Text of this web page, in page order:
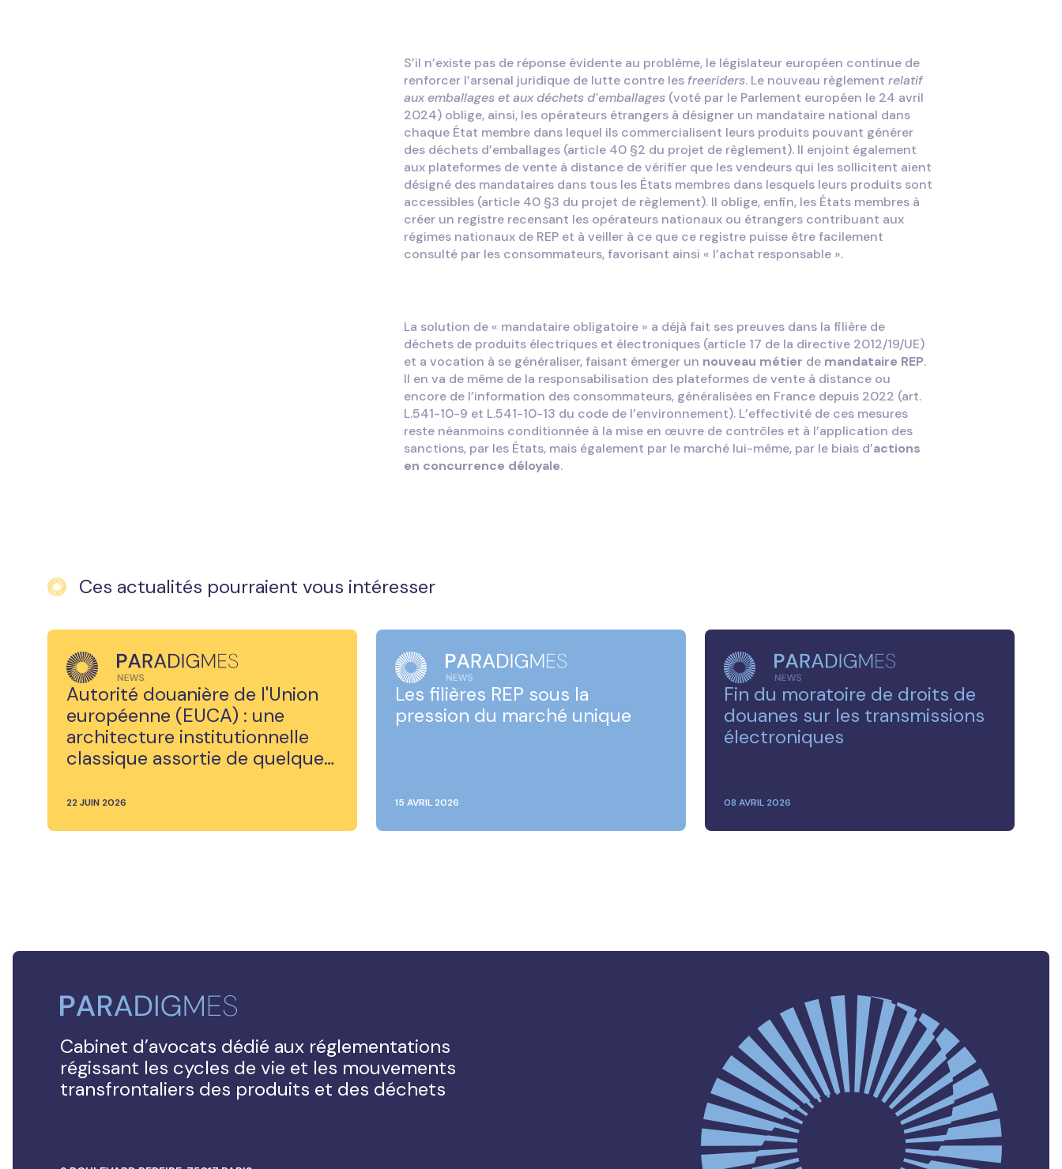
S’il n’existe pas de réponse évidente au problème, le législateur européen continue de
renforcer l’arsenal juridique de lutte contre les freeriders. Le nouveau règlement relatif
aux emballages et aux déchets d’emballages(voté par le Parlement européen le 24 avril
2024) oblige, ainsi, les opérateurs étrangers à désigner un mandataire national dans
chaque État membre dans lequel ils commercialisent leurs produits pouvant générer
des déchets d’emballages (article 40 §2 du projet de règlement). Il enjoint également
aux plateformes de vente à distance de vérifier que les vendeurs qui les sollicitent aient
désigné des mandataires dans tous les États membres dans lesquels leurs produits sont
accessibles (article 40 §3 du projet de règlement). Il oblige, enfin, les États membres à
créer un registre recensant les opérateurs nationaux ou étrangers contribuant aux
régimes nationaux de REP et à veiller à ce que ce registre puisse être facilement
consulté par les consommateurs, favorisant ainsi « l’achat responsable ».
La solution de « mandataire obligatoire » a déjà fait ses preuves dans la filière de
déchets de produits électriques et électroniques (article 17 de la directive 2012/19/UE)
et a vocation à se généraliser, faisant émerger un nouveau métier demandataire REP.
Il en va de même de la responsabilisation des plateformes de vente à distance ou
encore de l’information des consommateurs, généralisées en France depuis 2022 (art.
L.541-10-9 et L.541-10-13 du code de l’environnement). L’effectivité de ces mesures
reste néanmoins conditionnée à la mise en œuvre de contrôles et à l’application des
sanctions, par les États, mais également par le marché lui-même, par le biais d’actions
en concurrence déloyale.
Ces actualités pourraient vous intéresser
Autorité douanière de l'Union
européenne (EUCA) : une
architecture institutionnelle
classique assortie de quelques
22 JUIN 2026
Les filières REP sous la
pression du marché unique
15 AVRIL 2026
Fin du moratoire de droits de
douanes sur les transmissions
électroniques
08 AVRIL 2026
Cabinet d’avocats dédié aux réglementations
régissant les cycles de vie et les mouvements
transfrontaliers des produits et des déchets